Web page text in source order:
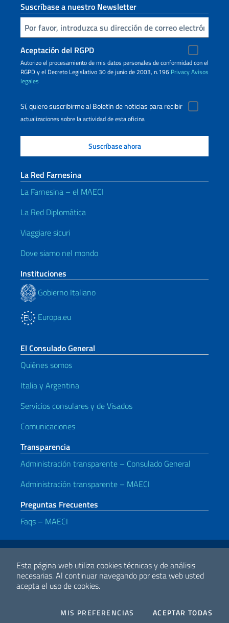
Esta página web utiliza cookies técnicas y de análisis
necesarias.Al continuar navegando por esta web usted
acepta el uso de cookies.
MIS PREFERENCIAS COOKIESACEPTAR TODAS
Suscríbase a nuestro Newsletter
Inserta tu correo electronico
Aceptación del RGPD
Autorizo ​​el procesamiento de mis datos personales de conformidad con el
RGPD y el Decreto Legislativo 30 de junio de 2003, n.196 PrivacyAvisos
legales
Sí, quiero suscribirme al Boletín de noticias para recibir
actualizaciones sobre la actividad de esta oficina
La Red Farnesina
La Farnesina – el MAECI
La Red Diplomática
Viaggiare sicuri
Dove siamo nel mondo
Instituciones
Gobierno Italiano
Europa.eu
El Consulado General
Quiénes somos
Italia y Argentina
Servicios consulares y de Visados
Comunicaciones
Transparencia
Administración transparente – Consulado General
Administración transparente – MAECI
Preguntas Frecuentes
Faqs – MAECI
Enlaces útiles
Cooperación Internacional